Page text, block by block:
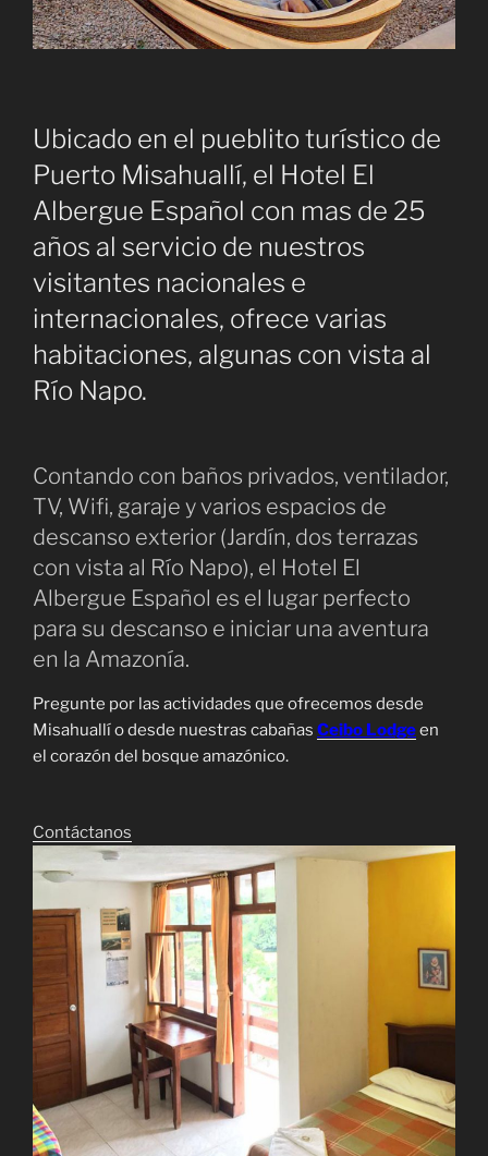
Ubicado en el pueblito turístico de
Puerto Misahuallí, el Hotel El
Albergue Español con mas de 25
años al servicio de nuestros
visitantes nacionales e
internacionales, ofrece varias
habitaciones, algunas con vista al
Río Napo.
Contando con baños privados, ventilador,
TV, Wifi, garaje y varios espacios de
descanso exterior (Jardín, dos terrazas
con vista al Río Napo), el Hotel El
Albergue Español es el lugar perfecto
para su descanso e iniciar una aventura
en la Amazonía.
Pregunte por las actividades que ofrecemos desde
Misahuallí o desde nuestras cabañas Ceibo Lodgeen
el corazón del bosque amazónico.
Contáctanos